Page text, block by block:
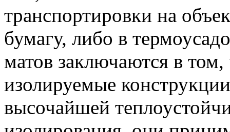
транспортировки на
бумагу, либо в
матов заключаются в
изолируемые
высочайшей